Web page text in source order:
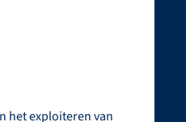
het exploiteren van